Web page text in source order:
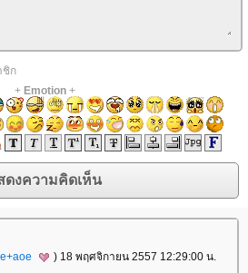
ชิก
+ Emotion+
) 18 พฤศจิกายน 2557 12:29:00 น.